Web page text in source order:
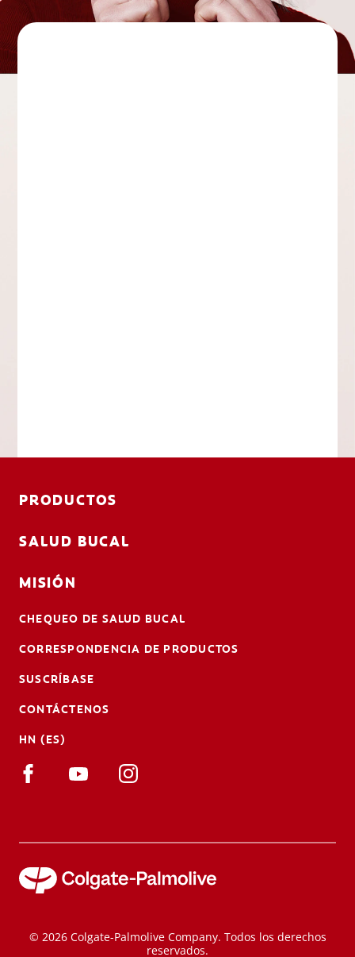
PRODUCTOS
SALUD BUCAL
MISIÓN
CHEQUEO DE SALUD BUCAL
CORRESPONDENCIA DE PRODUCTOS
SUSCRÍBASE
CONTÁCTENOS
HN (ES)
© 2026 Colgate-Palmolive Company. Todos los derechos
reservados.